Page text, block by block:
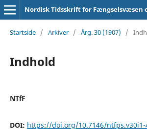
Nordisk Tidsskrift for Fængselsvæsen
Startside / Arkiver / Årg. 30 (1907) /
Indhold
NTfF
DOI: https://doi.org/10.7146/ntfps.v30i1-